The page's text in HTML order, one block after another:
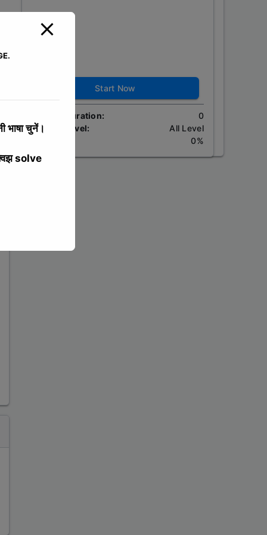
Start Now
Course Duration:
0
Course Level:
All Level
0%
भाषा चुनें।
solve